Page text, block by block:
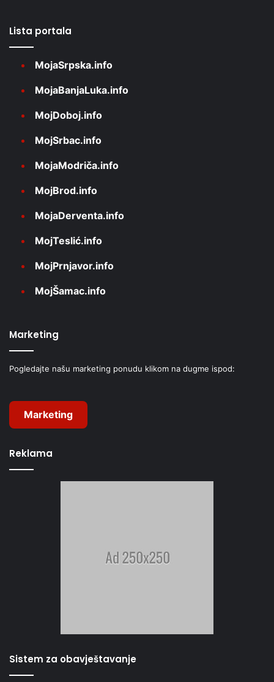
Lista portala
MojaSrpska.info
MojaBanjaLuka.info
MojDoboj.info
MojSrbac.info
MojaModriča.info
MojBrod.info
MojaDerventa.info
MojTeslić.info
MojPrnjavor.info
MojŠamac.info
Marketing
Pogledajte našu marketing ponudu klikom na dugme ispod:
Marketing
Reklama
Sistem za obavještavanje